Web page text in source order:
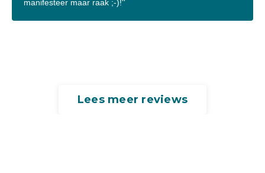
manifesteer maar raak ;-)!''
Lees meer reviews